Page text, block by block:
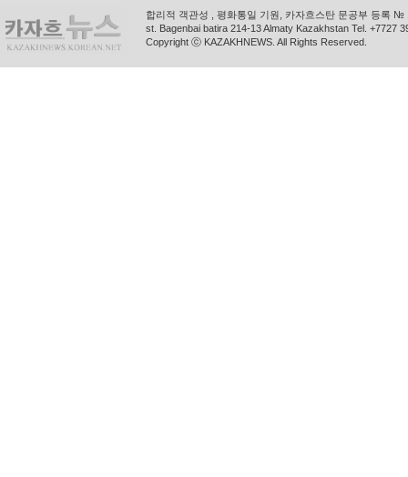
합리적 객관성 , 평화통일 기원, 카자흐스탄 문공부 등록
st. Bagenbai batira 214-13 Almaty Kazakhstan Tel. +7727
Copyright ⓒ KAZAKHNEWS. All Rights Reserved.